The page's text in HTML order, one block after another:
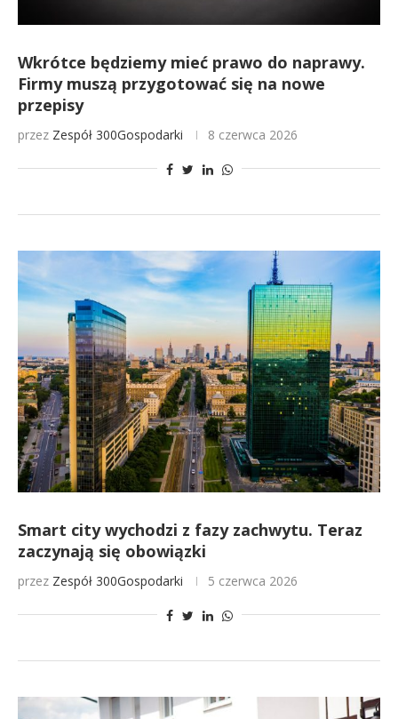
Wkrótce będziemy mieć prawo do naprawy.
Firmy muszą przygotować się na nowe
przepisy
przez Zespół 300Gospodarki 8 czerwca 2026
Smart city wychodzi z fazy zachwytu. Teraz
zaczynają się obowiązki
przez Zespół 300Gospodarki 5 czerwca 2026